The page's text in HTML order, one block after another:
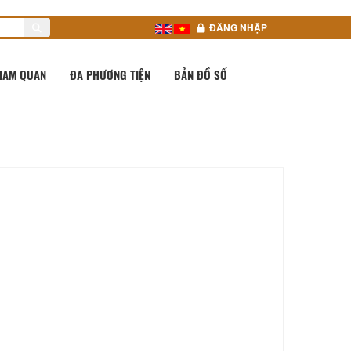
ĐĂNG NHẬP
QUAN ĐA PHƯƠNG TIỆN BẢN ĐỒ SỐ